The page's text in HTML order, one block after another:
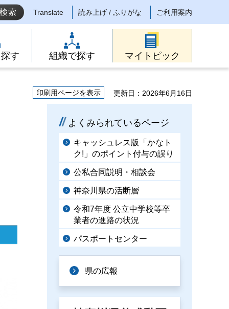
Translate 読み上げ / ふりがな ご利用案内
す 組織で探す マイトピック
印刷用ページを表示 更新日：2026年6月16日
よくみられているページ
キャッシュレス版「かなト
ク!」のポイント付与の誤り
公私合同説明・相談会
神奈川県の活断層
令和7年度 公立中学校等卒
業者の進路の状況
パスポートセンター
県の広報